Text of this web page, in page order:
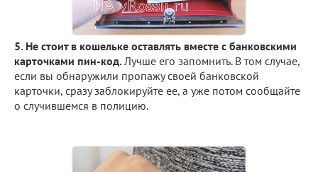
5. Не стоит в кошельке оставлять вместе с банковскими
карточками пин-код. Лучше его запомнить. В том случае,
если вы обнаружили пропажу своей банковской
карточки, сразу заблокируйте ее, а уже потом сообщайте
о случившемся в полицию.